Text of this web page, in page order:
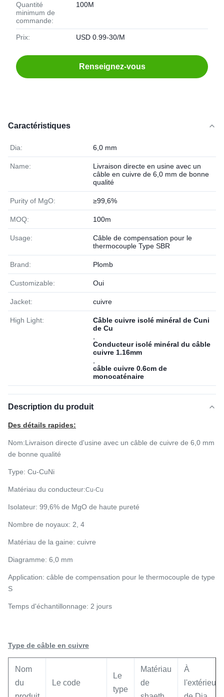
Quantité
minimum de
commande:
100M
Prix: USD 0.99-30/M
Renseignez-vous
Caractéristiques
Dia: 6,0 mm
Name:
Livraison directe en usine avec un
câble en cuivre de 6,0 mm de bonne
qualité
Purity of MgO: ≥99,6%
MOQ: 100m
Usage:
Câble de compensation pour le
thermocouple Type SBR
Brand: Plomb
Customizable: Oui
Jacket: cuivre
High Light:
Câble cuivre isolé minéral de Cuni
de Cu
Conducteur isolé minéral du câble
cuivre 1.16mm
câble cuivre 0.6cm de
monocaténaire
Description du produit
Des détails rapides:
Nom:Livraison directe d'usine avec un câble de cuivre de 6,0 mm
de bonne qualité
Type: Cu-CuNi
Matériau du conducteur:Cu-Cu
Isolateur: 99,6% de MgO de haute pureté
Nombre de noyaux: 2, 4
Matériau de la gaine: cuivre
Diagramme: 6,0 mm
Application: câble de compensation pour le thermocouple de type
S
Temps d'échantillonnage: 2 jours
Type de câble en cuivre
Nom
du
Le code
Le
type
Matériau
de
À
l'extérieur